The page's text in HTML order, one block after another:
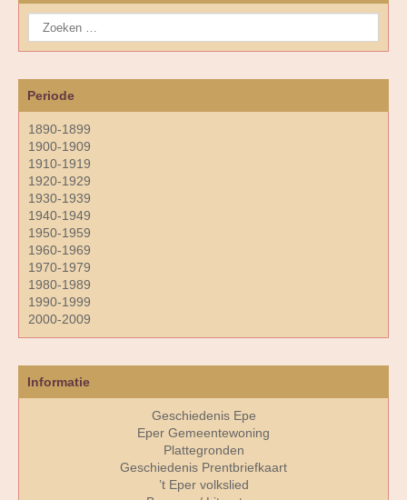
Periode
1890-1899
1900-1909
1910-1919
1920-1929
1930-1939
1940-1949
1950-1959
1960-1969
1970-1979
1980-1989
1990-1999
2000-2009
Informatie
Geschiedenis Epe
Eper Gemeentewoning
Plattegronden
Geschiedenis Prentbriefkaart
’t Eper volkslied